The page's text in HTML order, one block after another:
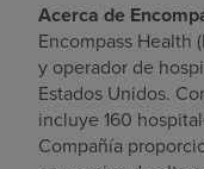
Acerca de
Encompass Health
y operador de
Estados Unidos.
incluye 160
Compañía